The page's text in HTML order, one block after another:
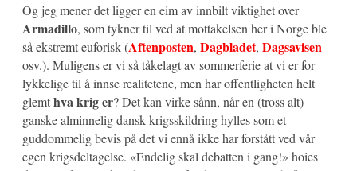
Og jeg mener det ligger en eim av innbilt viktighet over
Armadillo, som tykner til ved at mottakelsen her i Norge ble
så ekstremt euforisk (Aftenposten, Dagbladet, Dagsavisen
osv.). Muligens er vi så tåkelagt av sommerferie at vi er for
lykkelige til å innse realitetene, men har offentligheten helt
glemthva krig er? Det kan virke sånn, når en (tross alt)
ganske alminnelig dansk krigsskildring hylles som et
guddommelig bevis på det vi ennå ikke har forstått ved vår
egen krigsdeltagelse. «Endelig skal debatten i gang!» hoies